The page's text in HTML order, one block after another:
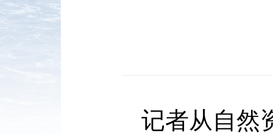
记者从自然